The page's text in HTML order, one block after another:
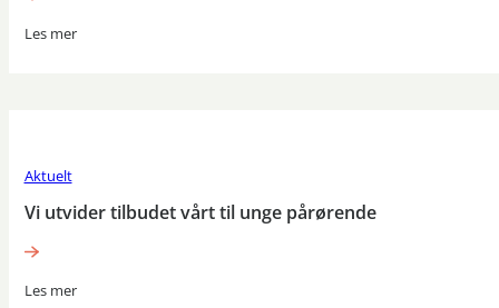
Les mer
Aktuelt
Vi utvider tilbudet vårt til unge pårørende
Les mer